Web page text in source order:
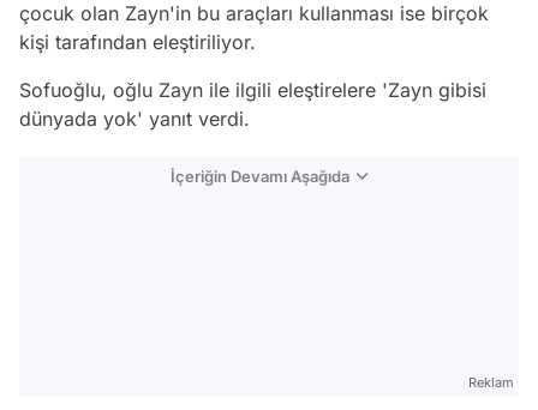
çocuk olan Zayn'in bu araçları kullanması ise birçok
kişi tarafından eleştiriliyor.
Sofuoğlu, oğlu Zayn ile ilgili eleştirelere 'Zayn gibisi
dünyada yok' yanıt verdi.
İçeriğin Devamı Aşağıda
Reklam